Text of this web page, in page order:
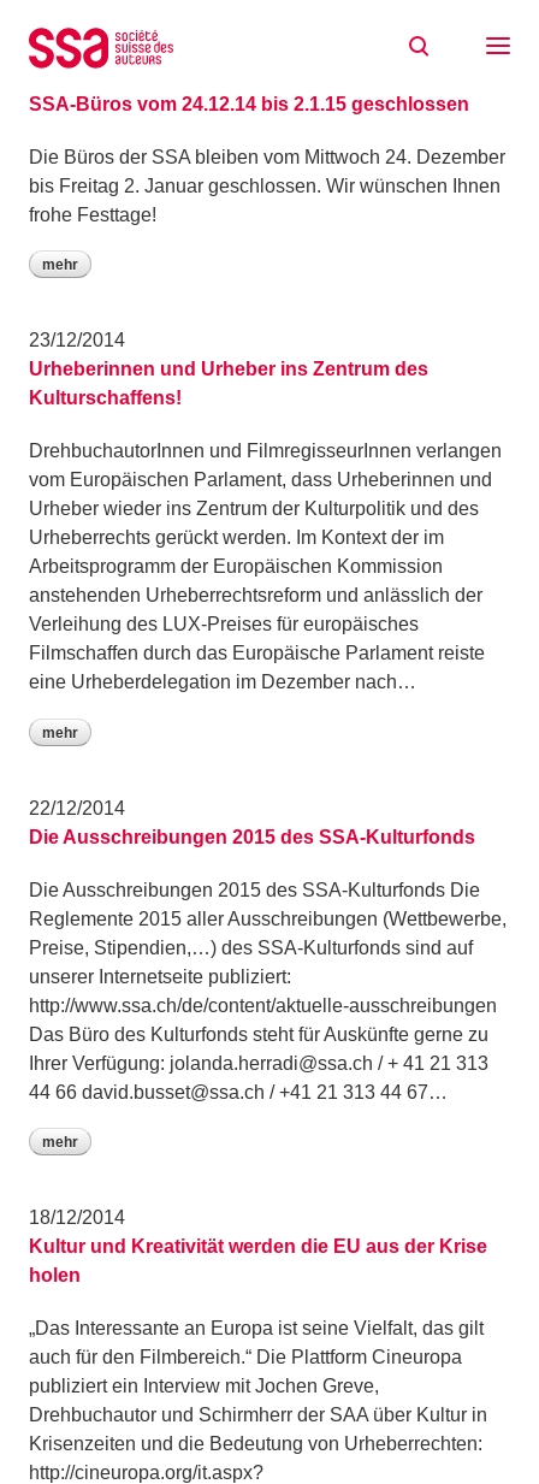
23/12/2014
SSA-Büros vom 24.12.14 bis 2.1.15 geschlossen
Die Büros der SSA bleiben vom Mittwoch 24. Dezember
bis Freitag 2. Januar geschlossen. Wir wünschen Ihnen
frohe Festtage!
mehr
23/12/2014
Urheberinnen und Urheber ins Zentrum des
Kulturschaffens!
DrehbuchautorInnen und FilmregisseurInnen verlangen
vom Europäischen Parlament, dass Urheberinnen und
Urheber wieder ins Zentrum der Kulturpolitik und des
Urheberrechts gerückt werden. Im Kontext der im
Arbeitsprogramm der Europäischen Kommission
anstehenden Urheberrechtsreform und anlässlich der
Verleihung des LUX-Preises für europäisches
Filmschaffen durch das Europäische Parlament reiste
eine Urheberdelegation im Dezember nach…
mehr
22/12/2014
Die Ausschreibungen 2015 des SSA-Kulturfonds
Die Ausschreibungen 2015 des SSA-Kulturfonds Die
Reglemente 2015 aller Ausschreibungen (Wettbewerbe,
Preise, Stipendien,…) des SSA-Kulturfonds sind auf
unserer Internetseite publiziert:
http://www.ssa.ch/de/content/aktuelle-ausschreibungen
Das Büro des Kulturfonds steht für Auskünfte gerne zu
Ihrer Verfügung: jolanda.herradi@ssa.ch / + 41 21 313
44 66 david.busset@ssa.ch / +41 21 313 44 67…
mehr
18/12/2014
Kultur und Kreativität werden die EU aus der Krise
holen
„Das Interessante an Europa ist seine Vielfalt, das gilt
auch für den Filmbereich.“ Die Plattform Cineuropa
publiziert ein Interview mit Jochen Greve,
Drehbuchautor und Schirmherr der SAA über Kultur in
Krisenzeiten und die Bedeutung von Urheberrechten:
http://cineuropa.org/it.aspx?